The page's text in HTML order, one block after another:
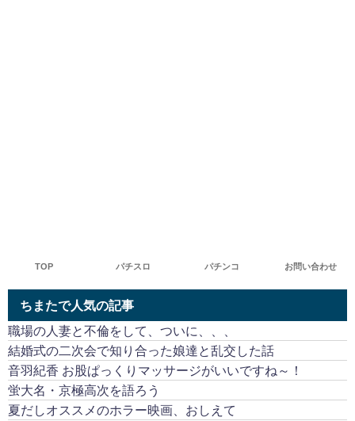
TOP パチスロ パチンコ お問い合わせ
ちまたで人気の記事
職場の人妻と不倫をして、ついに、、、
結婚式の二次会で知り合った娘達と乱交した話
音羽紀香 お股ぱっくりマッサージがいいですね～！
蛍大名・京極高次を語ろう
夏だしオススメのホラー映画、おしえて